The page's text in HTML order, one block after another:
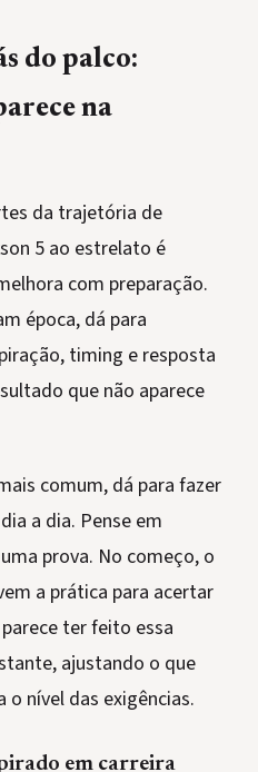
do palco:
na
da trajetória de
5 ao estrelato é
com preparação.
época, dá para
timing e resposta
que não aparece
comum, dá para fazer
a dia. Pense em
prova. No começo, o
a prática para acertar
ter feito essa
ajustando o que
o nível das exigências.
em carreira